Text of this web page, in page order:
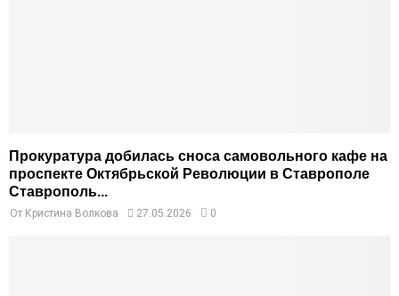
Прокуратура добилась сноса самовольного кафе на
проспекте Октябрьской Революции в Ставрополе
Ставрополь...
От Кристина Волкова 27.05.2026 0